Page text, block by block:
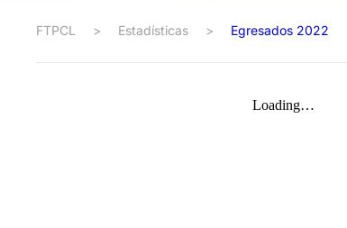
FTPCL > Estadísticas > Egresados 2022